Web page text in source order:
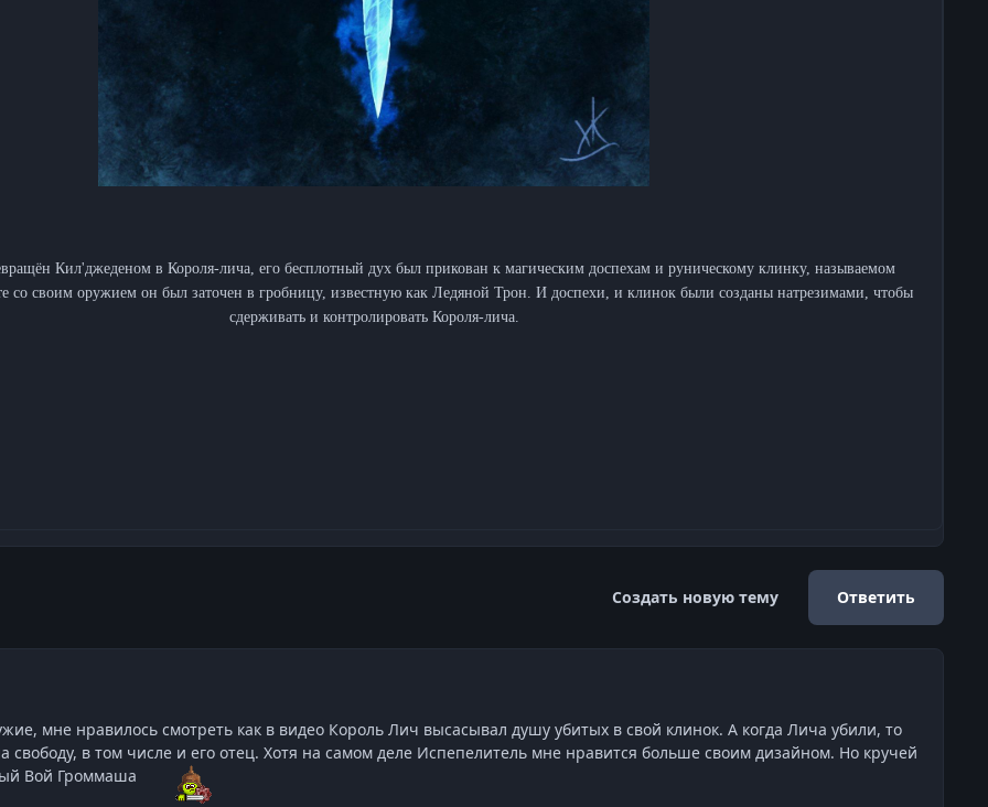
Кил'джеденом в Короля-лича, его бесплотный дух был прикован к магическим доспехам и руническому клинку, называемом
со своим оружием он был заточен в гробницу, известную как Ледяной Трон. И доспехи, и клинок были созданы натрезимами, чтобы
сдерживать и контролировать Короля-лича.
Создать новую тему Ответить
мне нравилось смотреть как в видео Король Лич высасывал душу убитых в свой клинок. А когда Лича убили, то
свободу, в том числе и его отец. Хотя на самом деле Испепелитель мне нравится больше своим дизайном. Но кручей
Вой Громмаша